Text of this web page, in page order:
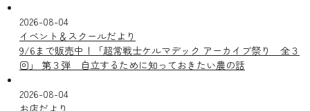
2026-08-04
イベント＆スクールだより
9/6まで販売中！「超常戦士ケルマデック アーカイブ祭り 全３
回」 第３弾 自立するために知っておきたい農の話
2026-08-04
お店だより